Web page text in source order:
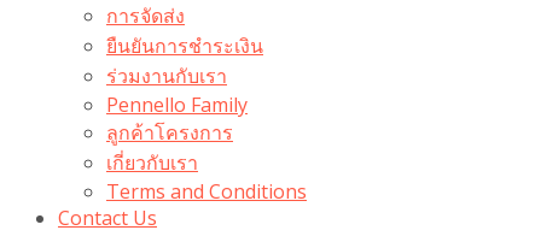
การจัดส่ง
ยืนยันการชำระเงิน
ร่วมงานกับเรา
Pennello Family
ลูกค้าโครงการ
เกี่ยวกับเรา
Terms and Conditions
Contact Us